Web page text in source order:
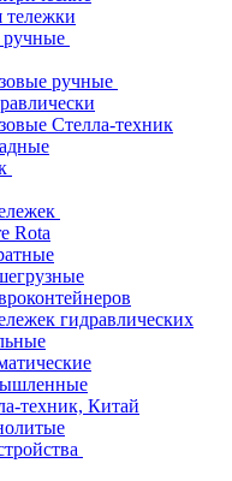
тележки
ручные
ручные
Стелла-техник
Rota
гидравлических
техник, Китай